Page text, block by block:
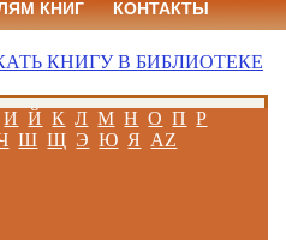
КНИГ
КОНТАКТЫ
КНИГУ В БИБЛИОТЕКЕ
И Й К Л М Н О П Р
Ш Щ Э Ю Я AZ